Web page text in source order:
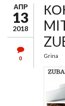
АПР
13
2018
0 Grina